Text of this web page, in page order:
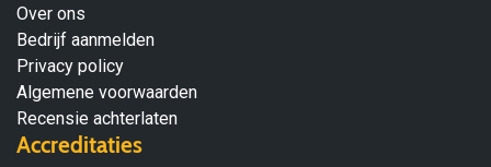
Over ons
Bedrijf aanmelden
Privacy policy
Algemene voorwaarden
Recensie achterlaten
Accreditaties